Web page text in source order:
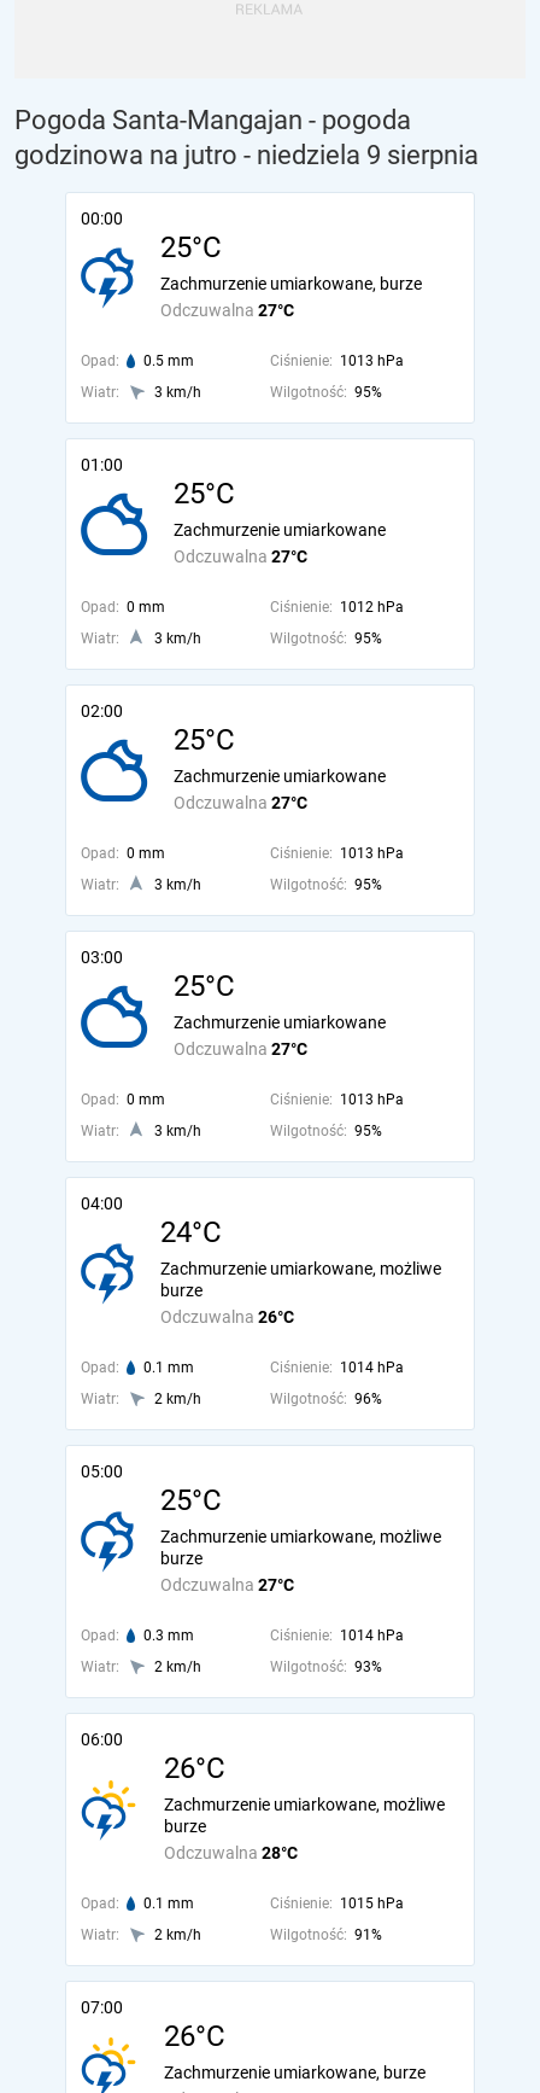
Pogoda Santa-Mangajan - pogoda
godzinowa na jutro - niedziela 9 sierpnia
00:00
25°C
Odczuwalna 27°C
Zachmurzenie umiarkowane, burze
Opad: 0.5 mm Ciśnienie: 1013 hPa
Wiatr:
3 km/h Wilgotność: 95%
01:00
25°C
Odczuwalna 27°C
Zachmurzenie umiarkowane
Opad: 0 mm Ciśnienie: 1012 hPa
Wiatr:
3 km/h Wilgotność: 95%
02:00
25°C
Odczuwalna 27°C
Zachmurzenie umiarkowane
Opad: 0 mm Ciśnienie: 1013 hPa
Wiatr:
3 km/h Wilgotność: 95%
03:00
25°C
Odczuwalna 27°C
Zachmurzenie umiarkowane
Opad: 0 mm Ciśnienie: 1013 hPa
Wiatr:
3 km/h Wilgotność: 95%
04:00
24°C
Odczuwalna 26°C
Zachmurzenie umiarkowane, możliwe
burze
Opad: 0.1 mm Ciśnienie: 1014 hPa
Wiatr:
2 km/h Wilgotność: 96%
05:00
25°C
Odczuwalna 27°C
Zachmurzenie umiarkowane, możliwe
burze
Opad: 0.3 mm Ciśnienie: 1014 hPa
Wiatr:
2 km/h Wilgotność: 93%
06:00
26°C
Odczuwalna 28°C
Zachmurzenie umiarkowane, możliwe
burze
Opad: 0.1 mm Ciśnienie: 1015 hPa
Wiatr:
2 km/h Wilgotność: 91%
07:00
26°C
Zachmurzenie umiarkowane, burze